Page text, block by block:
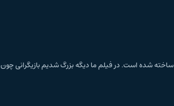
فیلم ما دیگه بزرگ شدیم We Grown Now محصول کشور آمریکا و در ژانر فیلم درام می‌باشد و به کارگردانی Minhal Baig در سال 2023 ساخته شده است. در فیلم ما دیگه بزرگ شدیم بازیگرانی چون